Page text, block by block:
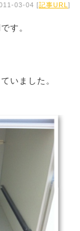
03-04 [記事URL ]
す。
いました。